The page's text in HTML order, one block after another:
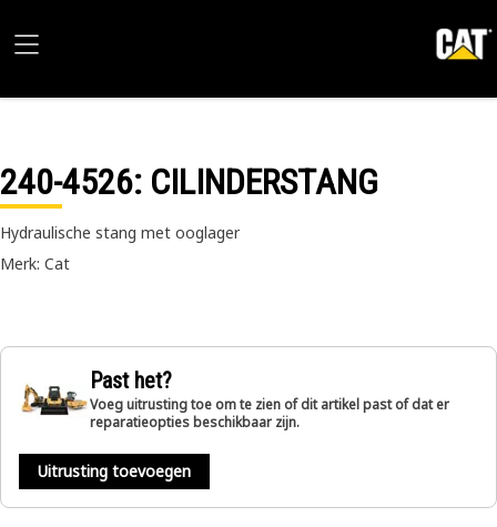
240-4526: CILINDERSTANG
Hydraulische stang met ooglager
Merk: Cat
Past het?
Voeg uitrusting toe om te zien of dit artikel past of dat er
reparatieopties beschikbaar zijn.
Uitrusting toevoegen